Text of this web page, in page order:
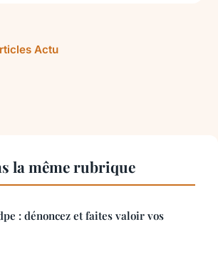
Actu
la même rubrique
: dénoncez et faites valoir vos